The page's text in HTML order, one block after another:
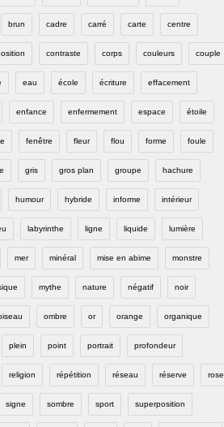
brun cadre carré carte centre
contraste corps couleurs couple
eau école écriture effacement
enfance enfermement espace étoile
fenêtre fleur flou forme foule
gris gros plan groupe hachure
humour hybride informe intérieur
labyrinthe ligne liquide lumière
mer minéral mise en abime monstre
mythe nature négatif noir
ombre or orange organique
plein point portrait profondeur
religion répétition réseau réserve rose
signe sombre sport superposition